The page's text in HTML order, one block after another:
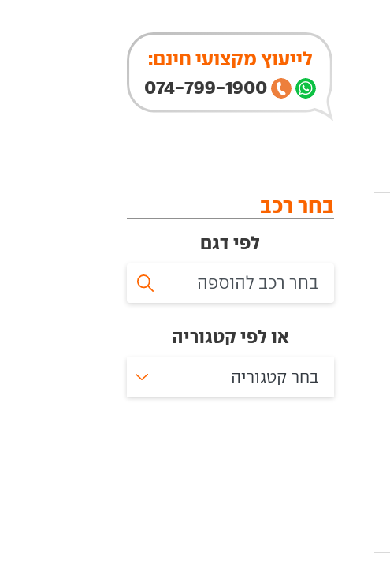
לייעוץ מקצועי חינם:
074-799-1900
בחר רכב
לפי דגם
או לפי קטגוריה
בחר קטגוריה